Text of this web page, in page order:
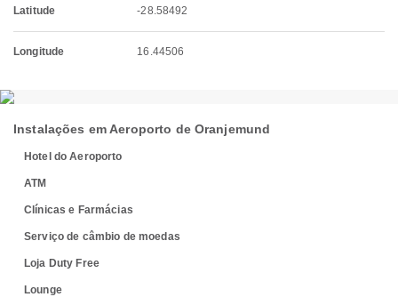
Latitude -28.58492
Longitude 16.44506
Instalações em Aeroporto de Oranjemund
Hotel do Aeroporto
ATM
Clínicas e Farmácias
Serviço de câmbio de moedas
Loja Duty Free
Lounge